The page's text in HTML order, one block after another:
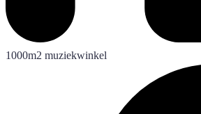
1000m2 muziekwinkel